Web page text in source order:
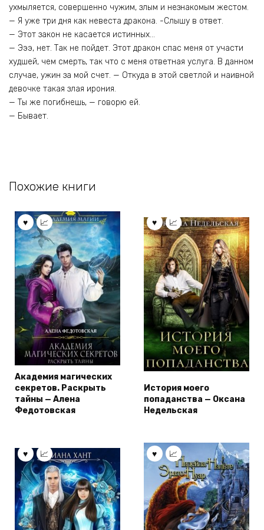
ухмыляется, совершенно чужим, злым и незнакомым жестом.
— Я уже три дня как невеста дракона. -Слышу в ответ.
— Этот закон не касается истинных…
— Эээ, нет. Так не пойдет. Этот дракон спас меня от участи
худшей, чем смерть, так что с меня ответная услуга. В данном
случае, ужин за мой счет. — Откуда в этой светлой и наивной
девочке такая злая ирония.
— Ты же погибнешь, — говорю ей.
— Бывает.
Похожие книги
Академия магических
секретов. Раскрыть
тайны — Алена
Федотовская
История моего
попаданства — Оксана
Недельская